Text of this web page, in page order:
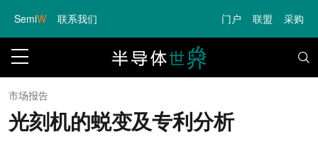
SemiW 联系我们 门户 联盟 采购
市场报告
光刻机的蜕变及专利分析